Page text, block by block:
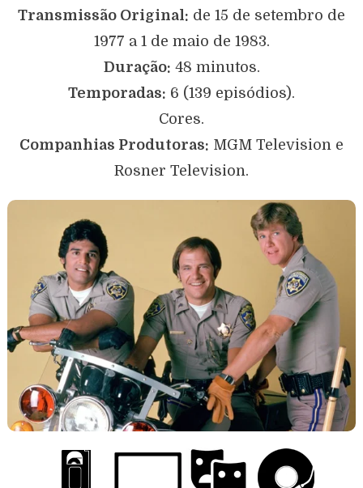
Transmissão Original: de 15 de setembro de
1977 a 1 de maio de 1983.
Duração: 48 minutos.
Temporadas: 6 (139 episódios).
Cores.
Companhias Produtoras: MGM Television e
Rosner Television.